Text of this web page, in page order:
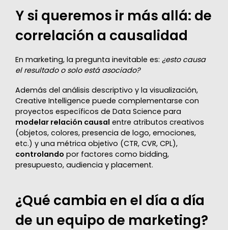
Y si queremos ir más allá: de
correlación a causalidad
En marketing, la pregunta inevitable es: ¿esto causa
el resultado o solo está asociado?
Además del análisis descriptivo y la visualización,
Creative Intelligence puede complementarse con
proyectos específicos de Data Science para
modelar relación causal entre atributos creativos
(objetos, colores, presencia de logo, emociones,
etc.) y una métrica objetivo (CTR, CVR, CPL),
controlando por factores como bidding,
presupuesto, audiencia y placement.
¿Qué cambia en el día a día
de un equipo de marketing?